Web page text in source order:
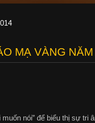
MẠ VÀNG NĂM
nói” để biểu thị sự